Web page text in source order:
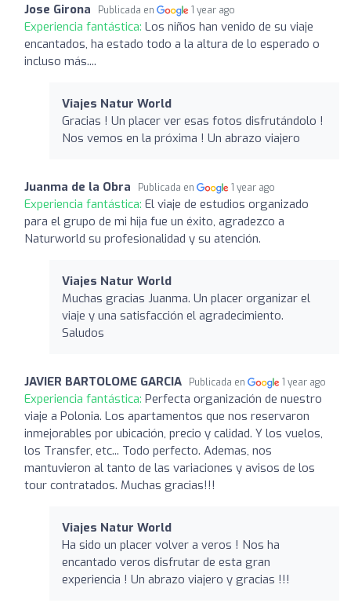
Jose Girona Publicada en 1 year ago
Experiencia fantástica: Los niños han venido de su viaje
encantados, ha estado todo a la altura de lo esperado o
incluso más....
Viajes Natur World
Gracias ! Un placer ver esas fotos disfrutándolo !
Nos vemos en la próxima ! Un abrazo viajero
Juanma de la Obra Publicada en 1 year ago
Experiencia fantástica: El viaje de estudios organizado
para el grupo de mi hija fue un éxito, agradezco a
Naturworld su profesionalidad y su atención.
Viajes Natur World
Muchas gracias Juanma. Un placer organizar el
viaje y una satisfacción el agradecimiento.
Saludos
JAVIER BARTOLOME GARCIA Publicada en 1 year ago
Experiencia fantástica: Perfecta organización de nuestro
viaje a Polonia. Los apartamentos que nos reservaron
inmejorables por ubicación, precio y calidad. Y los vuelos,
los Transfer, etc... Todo perfecto. Ademas, nos
mantuvieron al tanto de las variaciones y avisos de los
tour contratados. Muchas gracias!!!
Viajes Natur World
Ha sido un placer volver a veros ! Nos ha
encantado veros disfrutar de esta gran
experiencia ! Un abrazo viajero y gracias !!!